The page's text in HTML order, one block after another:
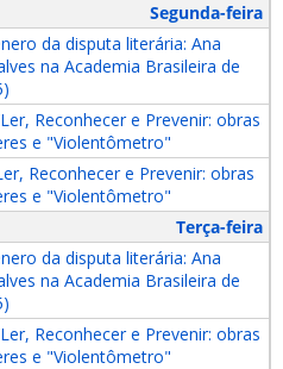
Segunda-feira
da disputa literária: Ana
na Academia Brasileira de
Reconhecer e Prevenir: obras
e "Violentômetro"
Reconhecer e Prevenir: obras
e "Violentômetro"
Terça-feira
da disputa literária: Ana
na Academia Brasileira de
Reconhecer e Prevenir: obras
e "Violentômetro"